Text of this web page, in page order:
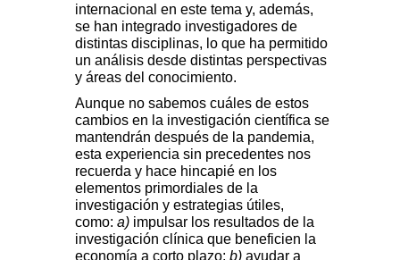
internacional en este tema y, además,
se han integrado investigadores de
distintas disciplinas, lo que ha permitido
un análisis desde distintas perspectivas
y áreas del conocimiento.
Aunque no sabemos cuáles de estos
cambios en la investigación científica se
mantendrán después de la pandemia,
esta experiencia sin precedentes nos
recuerda y hace hincapié en los
elementos primordiales de la
investigación y estrategias útiles,
como: a) impulsar los resultados de la
investigación clínica que beneficien la
economía a corto plazo; b) ayudar a